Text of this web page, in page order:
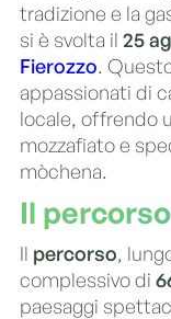
tradizione e la
si è svolta il 25
Fierozzo.
appassionati di
locale, offrendo
mozzafiato e
mòchena.
Il percorso
Il percorso,
complessivo di
paesaggi